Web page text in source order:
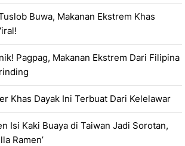
Buwa, Makanan Ekstrem Khas
Pagpag, Makanan Ekstrem Dari Filipina
Khas Dayak Ini Terbuat Dari Kelelawar
Isi Kaki Buaya di Taiwan Jadi Sorotan,
Ramen’